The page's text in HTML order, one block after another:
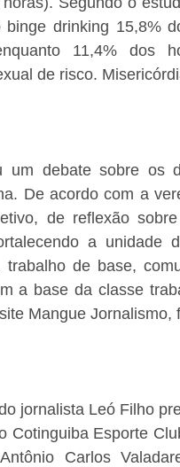
drinking 15,8%
11,4% dos
de risco.
um debate sobre os
De acordo com a
de reflexão
a unidade
trabalho de base,
a base da classe
Mangue
jornalista Leó Filho
Cotinguiba Esporte
Antônio Carlos